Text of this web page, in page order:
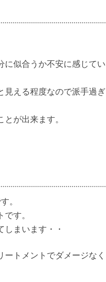
に似合うか不安に感じてい
見える程度なので派手過ぎ
が出来ます。
。
す。
まいます・・
トメントでダメージなく